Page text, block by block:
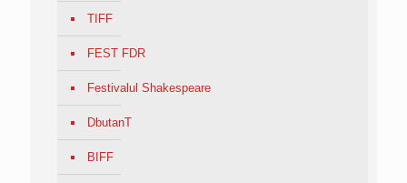
TIFF
FEST FDR
Festivalul Shakespeare
DbutanT
BIFF